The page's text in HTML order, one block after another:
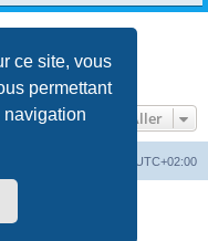
ce site, vous
permettant
navigation
Aller
UTC+02:00
© phpBB Limited
©